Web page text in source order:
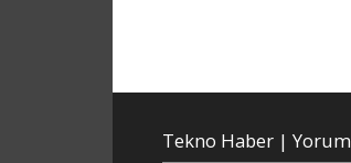
Tekno Haber | Yorum